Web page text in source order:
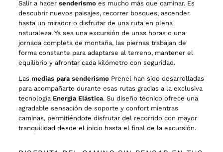
Salir a hacer senderismo es mucho más que caminar. Es
descubrir nuevos paisajes, recorrer bosques, ascender
hasta un mirador o disfrutar de una ruta en plena
naturaleza. Ya sea una excursión de unas horas o una
jornada completa de montaña, las piernas trabajan de
forma constante para adaptarse al terreno, mantener el
equilibrio y afrontar cada kilómetro con seguridad.
Las medias para senderismo Prenel han sido desarrolladas
para acompañarte durante esas rutas gracias a la exclusiva
tecnología Energía Elástica. Su diseño técnico ofrece una
agradable sensación de soporte y confort mientras
caminas, permitiéndote disfrutar del recorrido con mayor
tranquilidad desde el inicio hasta el final de la excursión.